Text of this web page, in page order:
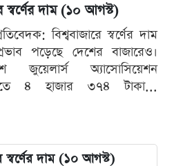
দাম (১০ আগস্ট)
বিশ্ববাজারে স্বর্ণের দাম
পড়েছে দেশের বাজারেও।
জুয়েলার্স অ্যাসোসিয়েশন
৪ হাজার ৩৭৪ টাকা...
দাম (১০ আগস্ট)